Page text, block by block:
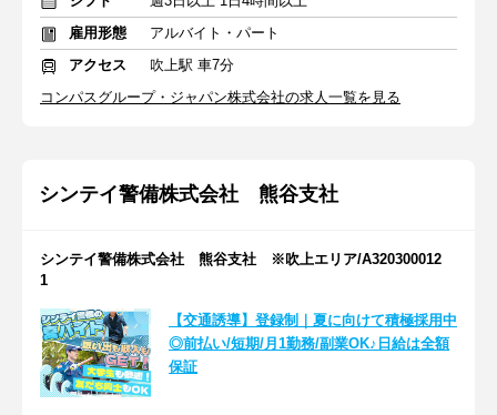
雇用形態
アルバイト・パート
アクセス
吹上駅 車7分
コンパスグループ・ジャパン株式会社の求人一覧を見る
シンテイ警備株式会社 熊谷支社
シンテイ警備株式会社 熊谷支社 ※吹上エリア/A320300012
1
【交通誘導】登録制｜夏に向けて積極採用中
◎前払い/短期/月1勤務/副業OK♪日給は全額
保証